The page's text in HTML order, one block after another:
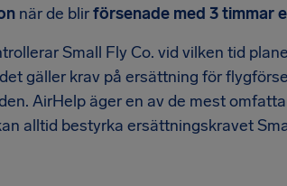
när de blirförsenade med 3 timmar
Small Fly Co. vid vilken tid
gäller krav på ersättning för
AirHelp äger en av de mest
alltid bestyrka ersättningskravet